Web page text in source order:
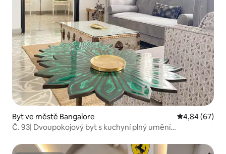
Byt ve městě Bangalore Průměrné
4,84 (67)
Č. 93| Dvoupokojový byt s kuchyní plný umění